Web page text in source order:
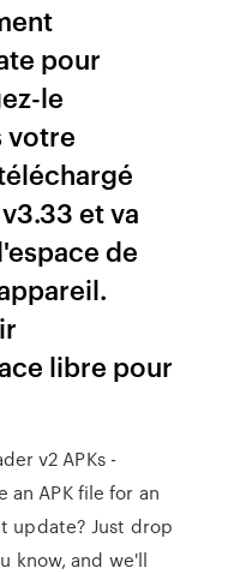
pour
le
votre
et va
de
libre pour
v2 APKs -
an APK file for an
update? Just drop
know, and we'll